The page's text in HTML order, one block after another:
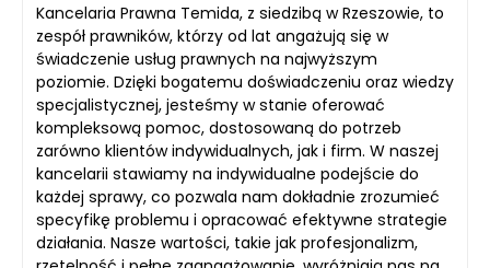
Kancelaria Prawna Temida, z siedzibą w Rzeszowie, to
zespół prawników, którzy od lat angażują się w
świadczenie usług prawnych na najwyższym
poziomie. Dzięki bogatemu doświadczeniu oraz wiedzy
specjalistycznej, jesteśmy w stanie oferować
kompleksową pomoc, dostosowaną do potrzeb
zarówno klientów indywidualnych, jak i firm. W naszej
kancelarii stawiamy na indywidualne podejście do
każdej sprawy, co pozwala nam dokładnie zrozumieć
specyfikę problemu i opracować efektywne strategie
działania. Nasze wartości, takie jak profesjonalizm,